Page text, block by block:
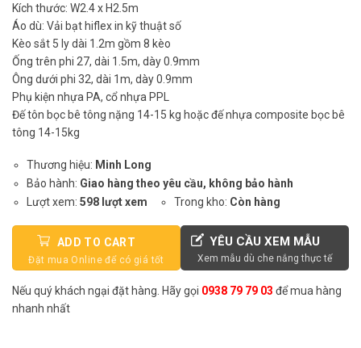
Kích thước: W2.4 x H2.5m
Áo dù: Vải bạt hiflex in kỹ thuật số
Kèo sắt 5 ly dài 1.2m gồm 8 kèo
Ống trên phi 27, dài 1.5m, dày 0.9mm
Ông dưới phi 32, dài 1m, dày 0.9mm
Phụ kiện nhựa PA, cổ nhựa PPL
Đế tôn bọc bê tông nặng 14-15 kg hoặc đế nhựa composite bọc bê
tông 14-15kg
Thương hiệu: Minh Long
Bảo hành: Giao hàng theo yêu cầu, không bảo hành
Lượt xem:598 lượt xem Trong kho: Còn hàng
ADD TO CART YÊU CẦU XEM MẪU
Xem mẫu dù che nắng thực tế
Nếu quý khách ngại đặt hàng. Hãy gọi 0938 79 79 03 để mua hàng
nhanh nhất